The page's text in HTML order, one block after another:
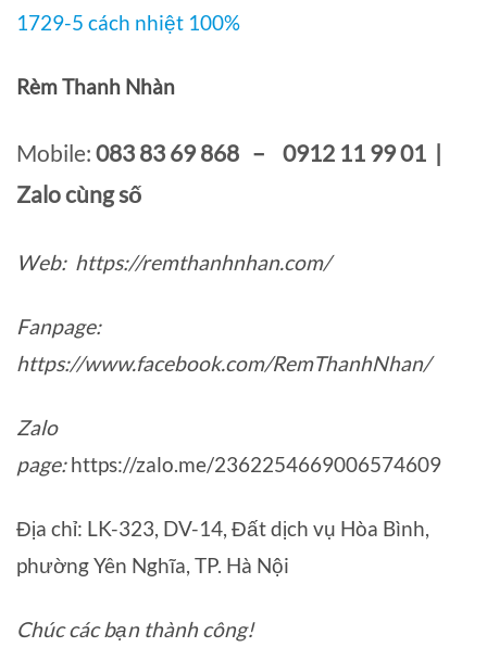
1729-5 cách nhiệt 100%
Rèm Thanh Nhàn
Mobile: 083 83 69 868 – 0912 11 99 01 |
Zalo cùng số
Web: https://remthanhnhan.com/
Fanpage:
https://www.facebook.com/RemThanhNhan/
Zalo
page:https://zalo.me/2362254669006574609
Địa chỉ: LK-323, DV-14, Đất dịch vụ Hòa Bình,
phường Yên Nghĩa, TP. Hà Nội
Chúc các bạn thành công!